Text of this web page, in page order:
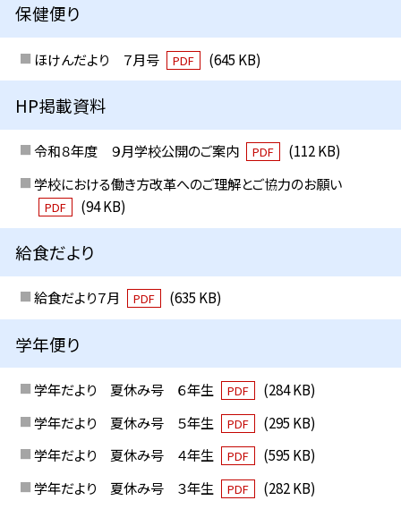
保健便り
ほけんだより ７月号 PDF (645 KB)
HP掲載資料
令和８年度 ９月学校公開のご案内 PDF
(112 KB)
学校における働き方改革へのご理解とご協力のお願い
PDF (94 KB)
給食だより
給食だより７月 PDF (635 KB)
学年便り
学年だより 夏休み号 ６年生 PDF
(284 KB)
学年だより 夏休み号 ５年生
PDF
(295 KB)
学年だより 夏休み号 ４年生
PDF
(595 KB)
学年だより 夏休み号 ３年生
PDF
(282 KB)